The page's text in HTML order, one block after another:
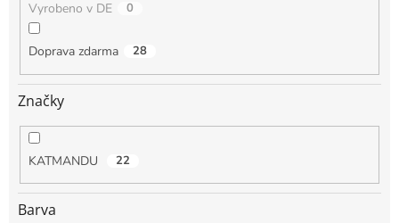
Vyrobeno v DE 0
Doprava zdarma 28
Značky
KATMANDU 22
Barva